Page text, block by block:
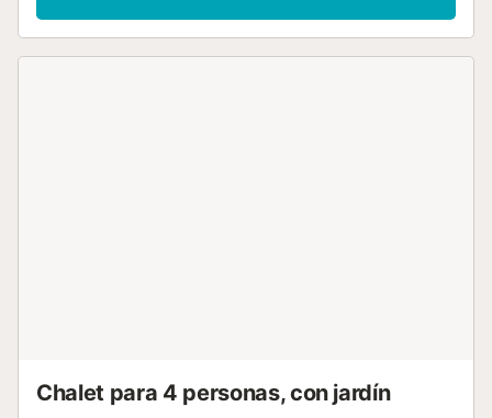
de ping-pong, piscina, terrazas cubiertas y descubiertas,
Chalet para 4 personas, con jardín